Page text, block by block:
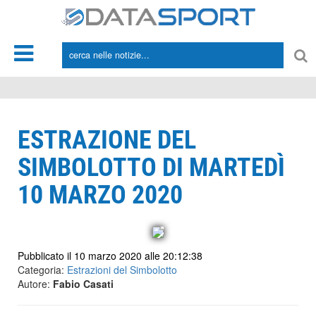
ESTRAZIONE DEL
SIMBOLOTTO DI MARTEDÌ
10 MARZO 2020
Pubblicato il 10 marzo 2020 alle 20:12:38
Categoria: Estrazioni del Simbolotto
Autore: Fabio Casati